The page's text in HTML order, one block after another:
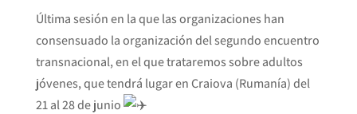
Última sesión en la que las organizaciones han
consensuado la organización del segundo encuentro
transnacional, en el que trataremos sobre adultos
jóvenes, que tendrá lugar en Craiova (Rumanía) del
21 al 28 de junio